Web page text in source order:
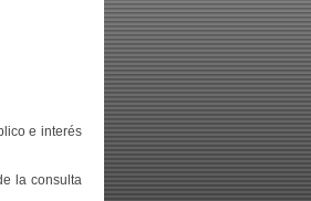
e interés
la consulta